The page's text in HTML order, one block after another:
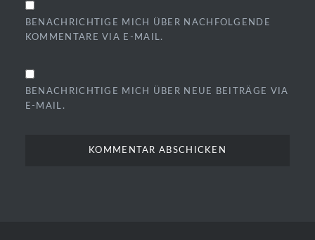
BENACHRICHTIGE MICH ÜBER NACHFOLGENDE
KOMMENTARE VIA E-MAIL.
BENACHRICHTIGE MICH ÜBER NEUE BEITRÄGE VIA
E-MAIL.